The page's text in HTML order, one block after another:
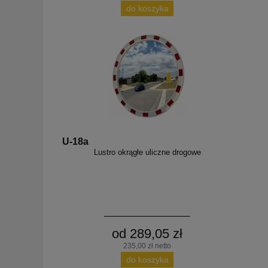
do koszyka
U-18a
Lustro okrągłe uliczne drogowe
od 289,05 zł
235,00 zł netto
do koszyka